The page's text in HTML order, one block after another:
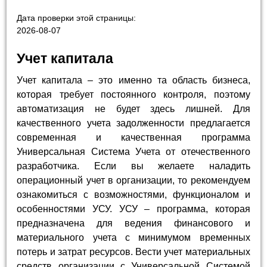
Дата проверки этой страницы:
2026-08-07
Учет капитала
Учет капитала – это именно та область бизнеса,
которая требует постоянного контроля, поэтому
автоматизация не будет здесь лишней. Для
качественного учета задолженности предлагается
современная и качественная программа
Универсальная Система Учета от отечественного
разработчика. Если вы желаете наладить
операционный учет в организации, то рекомендуем
ознакомиться с возможностями, функционалом и
особенностями УСУ. УСУ – программа, которая
предназначена для ведения финансового и
материального учета с минимумом временных
потерь и затрат ресурсов. Вести учет материальных